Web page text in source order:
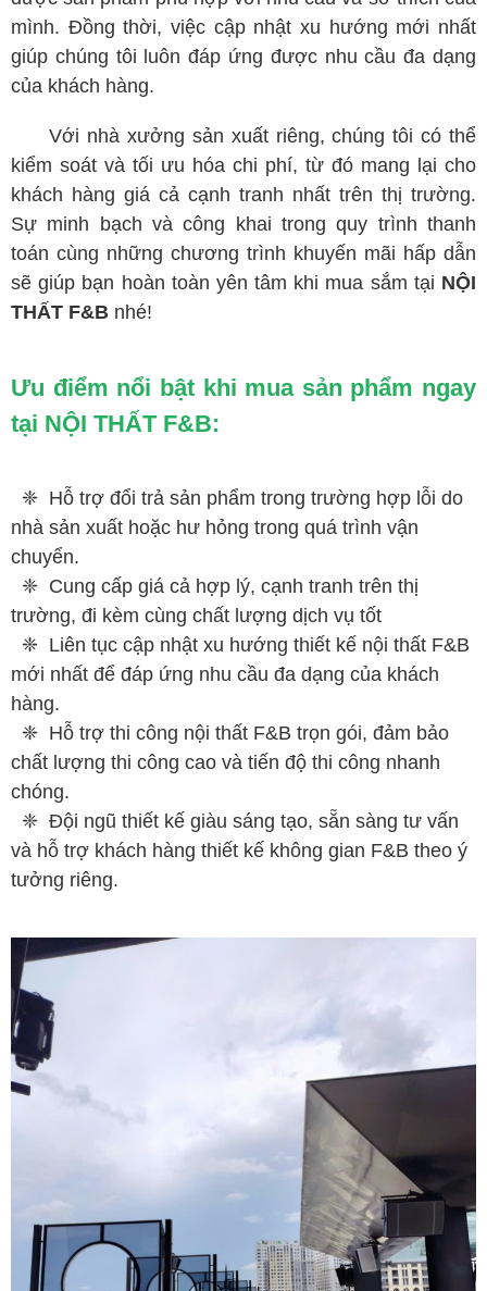
mình. Đồng thời, việc cập nhật xu hướng mới nhất
giúp chúng tôi luôn đáp ứng được nhu cầu đa dạng
của khách hàng.
Với nhà xưởng sản xuất riêng, chúng tôi có thể
kiểm soát và tối ưu hóa chi phí, từ đó mang lại cho
khách hàng giá cả cạnh tranh nhất trên thị trường.
Sự minh bạch và công khai trong quy trình thanh
toán cùng những chương trình khuyến mãi hấp dẫn
sẽ giúp bạn hoàn toàn yên tâm khi mua sắm tại NỘI
THẤT F&B nhé!
Ưu điểm nổi bật khi mua sản phẩm ngay
tại NỘI THẤT F&B:
❈ Hỗ trợ đổi trả sản phẩm trong trường hợp lỗi do
nhà sản xuất hoặc hư hỏng trong quá trình vận
chuyển.
❈ Cung cấp giá cả hợp lý, cạnh tranh trên thị
trường, đi kèm cùng chất lượng dịch vụ tốt
❈ Liên tục cập nhật xu hướng thiết kế nội thất F&B
mới nhất để đáp ứng nhu cầu đa dạng của khách
hàng.
❈ Hỗ trợ thi công nội thất F&B trọn gói, đảm bảo
chất lượng thi công cao và tiến độ thi công nhanh
chóng.
❈ Đội ngũ thiết kế giàu sáng tạo, sẵn sàng tư vấn
và hỗ trợ khách hàng thiết kế không gian F&B theo ý
tưởng riêng.